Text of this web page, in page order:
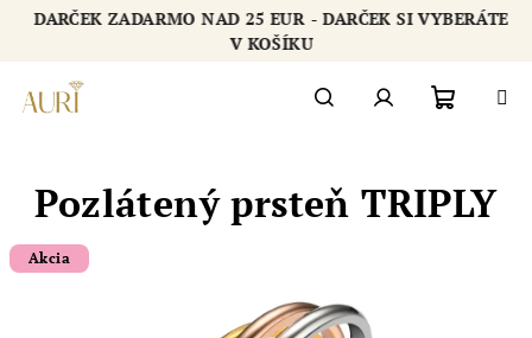
PrejsťDARČEK ZADARMO NAD 25 EUR - DARČEK SI VYBERÁTE
V KOŠÍKU
košík
Pozlátený prsteň TRIPLY
Akcia
Chatbot šperkovnice AURI